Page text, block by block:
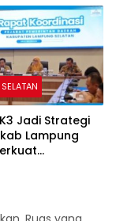
Jadi Strategi
Lampung